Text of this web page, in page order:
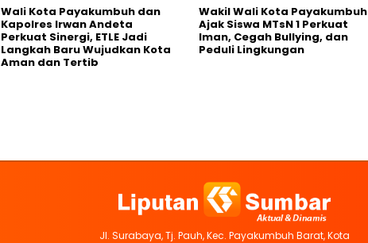
Wali Kota Payakumbuh dan
Kapolres Irwan Andeta
Perkuat Sinergi, ETLE Jadi
Langkah Baru Wujudkan Kota
Aman dan Tertib
Wakil Wali Kota Payakumbuh
Ajak Siswa MTsN 1 Perkuat
Iman, Cegah Bullying, dan
Peduli Lingkungan
Jl. Surabaya, Tj. Pauh, Kec. Payakumbuh Barat, Kota